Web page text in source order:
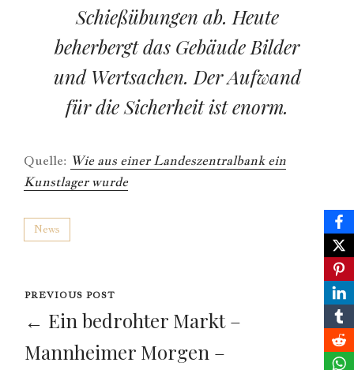
Schießübungen ab. Heute
beherbergt das Gebäude Bilder
und Wertsachen. Der Aufwand
für die Sicherheit ist enorm.
Quelle: Wie aus einer Landeszentralbank ein
Kunstlager wurde
News
PREVIOUS POST
← Ein bedrohter Markt –
Mannheimer Morgen –